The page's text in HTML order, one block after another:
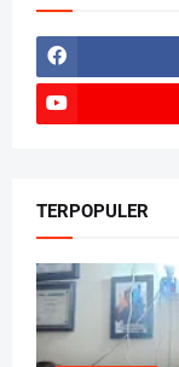
TERPOPULER